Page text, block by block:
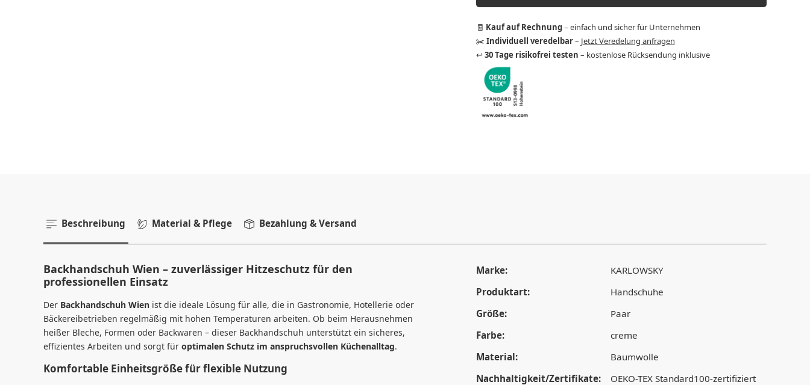
🧾 Kauf auf Rechnung– einfach und sicher für Unternehmen
✂️ Individuell veredelbar– Jetzt Veredelung anfragen
↩️ 30 Tage risikofrei testen – kostenlose Rücksendung inklusive
Beschreibung Material & Pflege Bezahlung & Versand
Backhandschuh Wien – zuverlässiger Hitzeschutz für den
professionellen Einsatz
Der Backhandschuh Wien ist die ideale Lösung für alle, die in Gastronomie, Hotellerie oder
Bäckereibetrieben regelmäßig mit hohen Temperaturen arbeiten. Ob beim Herausnehmen
heißer Bleche, Formen oder Backwaren – dieser Backhandschuh unterstützt ein sicheres,
effizientes Arbeiten und sorgt für optimalen Schutz im anspruchsvollen Küchenalltag.
Komfortable Einheitsgröße für flexible Nutzung
Marke:
KARLOWSKY
Produktart:
Handschuhe
Größe:
Paar
Farbe:
creme
Material:
Baumwolle
Nachhaltigkeit/Zertifikate:
OEKO-TEX Standard100-zertifiziert